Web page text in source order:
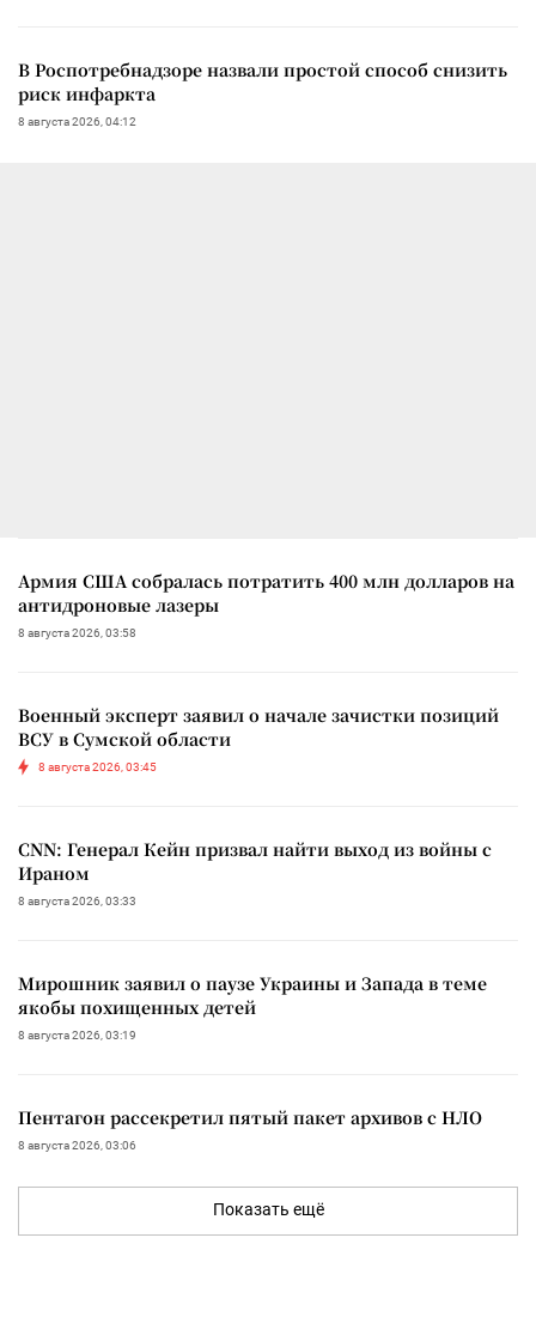
В Роспотребнадзоре назвали простой способ снизить
риск инфаркта
8 августа 2026, 04:12
Армия США собралась потратить 400 млн долларов на
антидроновые лазеры
8 августа 2026, 03:58
Военный эксперт заявил о начале зачистки позиций
ВСУ в Сумской области
8 августа 2026, 03:45
CNN: Генерал Кейн призвал найти выход из войны с
Ираном
8 августа 2026, 03:33
Мирошник заявил о паузе Украины и Запада в теме
якобы похищенных детей
8 августа 2026, 03:19
Пентагон рассекретил пятый пакет архивов с НЛО
8 августа 2026, 03:06
Показать ещё